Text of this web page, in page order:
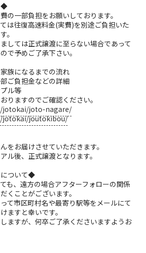
◆
の一部負担をお願いしております。
は往復高速料金(実費)を別途ご負担いた
。
しては正式譲渡に至らない場合であって
で予めご了承下さい。
族になるまでの流れ
ご負担金などの詳細
ル等
りますのでご確認ください。
jotokai/joto-nagare/
jotokai/joutokibou/
をお届けさせていただきます。
ル後、正式譲渡となります。
ついて◆
も、遠方の場合アフターフォローの関係
くことがございます。
て市区町村名や最寄り駅等をメールにて
ますと幸いです。
ますが、何卒ご了承くださいますようお